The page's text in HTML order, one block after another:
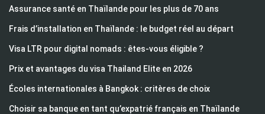
Assurance santé en Thaïlande pour les plus de 70 ans
Frais d’installation en Thaïlande : le budget réel au départ
Visa LTR pour digital nomads : êtes-vous éligible ?
Prix et avantages du visa Thailand Elite en 2026
Écoles internationales à Bangkok : critères de choix
Choisir sa banque en tant qu’expatrié français en Thaïlande